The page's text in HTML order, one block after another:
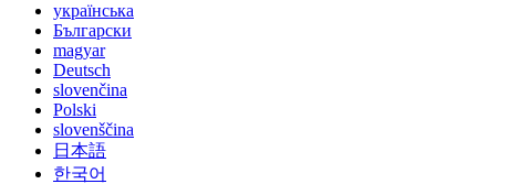
українська
Български
magyar
Deutsch
slovenčina
Polski
slovenščina
日本語
한국어